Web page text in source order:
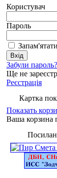
Користувач
Пароль
Забули пароль?
Ще не
Реєстрація
Картка
Показать
Ваша корзина